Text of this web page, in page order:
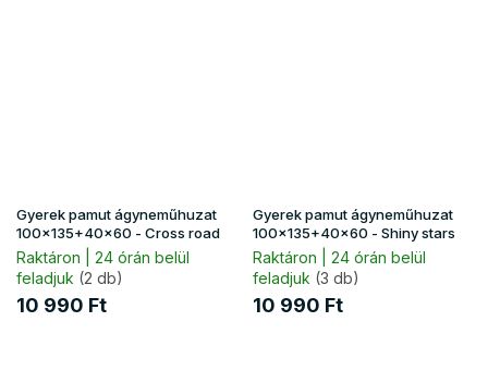
Gyerek pamut ágyneműhuzat
100x135+40x60 - Cross road
Raktáron | 24 órán belül
feladjuk (2 db)
10 990 Ft
Gyerek pamut ágyneműhuzat
100x135+40x60 - Shiny stars
Raktáron | 24 órán belül
feladjuk (3 db)
10 990 Ft